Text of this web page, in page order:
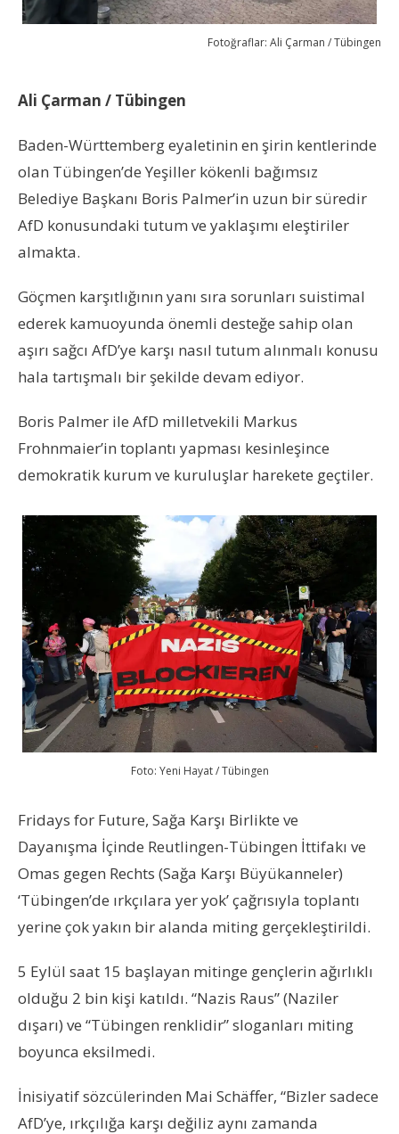
Fotoğraflar: Ali Çarman / Tübingen
Ali Çarman / Tübingen
Baden-Württemberg eyaletinin en şirin kentlerinde
olan Tübingen’de Yeşiller kökenli bağımsız
Belediye Başkanı Boris Palmer’in uzun bir süredir
AfD konusundaki tutum ve yaklaşımı eleştiriler
almakta.
Göçmen karşıtlığının yanı sıra sorunları suistimal
ederek kamuoyunda önemli desteğe sahip olan
aşırı sağcı AfD’ye karşı nasıl tutum alınmalı konusu
hala tartışmalı bir şekilde devam ediyor.
Boris Palmer ile AfD milletvekili Markus
Frohnmaier’in toplantı yapması kesinleşince
demokratik kurum ve kuruluşlar harekete geçtiler.
Foto: Yeni Hayat / Tübingen
Fridays for Future, Sağa Karşı Birlikte ve
Dayanışma İçinde Reutlingen-Tübingen İttifakı ve
Omas gegen Rechts (Sağa Karşı Büyükanneler)
‘Tübingen’de ırkçılara yer yok’ çağrısıyla toplantı
yerine çok yakın bir alanda miting gerçekleştirildi.
5 Eylül saat 15 başlayan mitinge gençlerin ağırlıklı
olduğu 2 bin kişi katıldı. “Nazis Raus” (Naziler
dışarı) ve “Tübingen renklidir” sloganları miting
boyunca eksilmedi.
İnisiyatif sözcülerinden Mai Schäffer, “Bizler sadece
AfD’ye, ırkçılığa karşı değiliz aynı zamanda